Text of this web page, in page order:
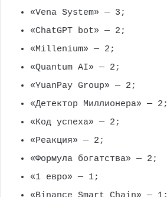
«Vena System» — 3;
«ChatGPT bot» — 2;
«Millenium» — 2;
«Quantum AI» — 2;
«YuanPay Group» — 2;
«Детектор Миллионера» — 2;
«Код успеха» — 2;
«Реакция» — 2;
«Формула богатства» — 2;
«1 евро» — 1;